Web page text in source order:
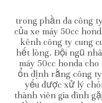
trong phần đa công
của xe máy 50cc
kênh công ty cung
hết lòng. Đội ngũ
máy 50cc honda
ổn định rằng công
yếu được xử lý
thành viên gia đình